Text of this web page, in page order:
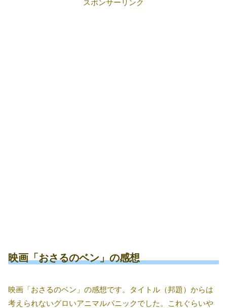
スポンサーリンク
映画「おさるのベン」の感想
映画「おさるのベン」の感想です。タイトル（邦題）からは
考えられないグロいアニマルパニックでした。これぐらいや